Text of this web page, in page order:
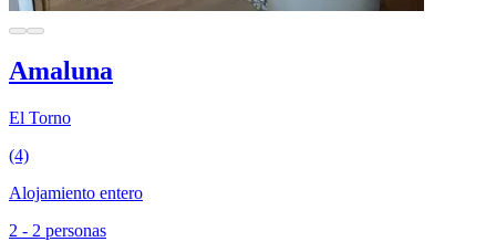
Amaluna
El Torno
(4)
Alojamiento entero
2 - 2 personas